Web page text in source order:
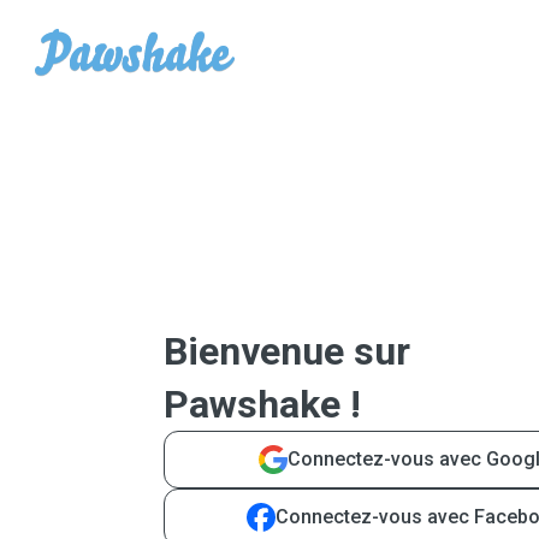
Bienvenue sur
Pawshake !
Connectez-vous avec
Connectez-vous avec